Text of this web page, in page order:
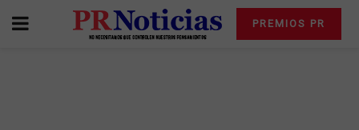
PREMIOS PR